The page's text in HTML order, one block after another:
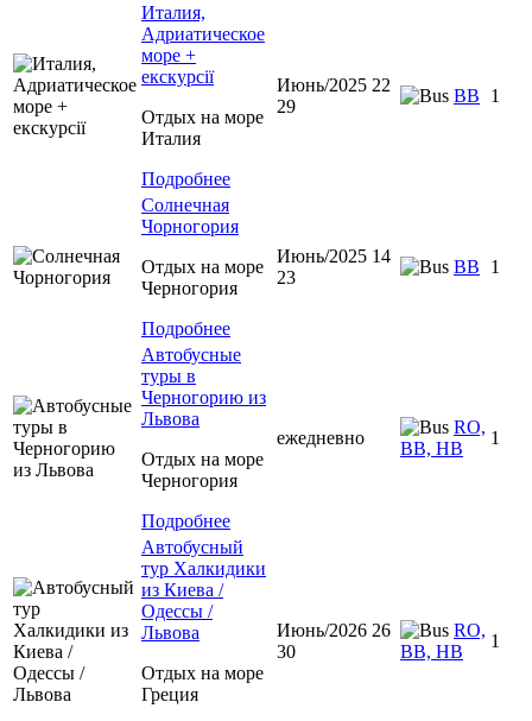
Италия,
Адриатическое
море +
екскурсії
Отдых на море
Италия
Подробнее
Июнь/2025 22
29
BB 1
Солнечная
Чорногория
Отдых на море
Черногория
Подробнее
Июнь/2025 14
23
BB 1
Автобусные
туры в
Черногорию из
Львова
Отдых на море
Черногория
Подробнее
ежедневно
RO,
BB, HB
1
Автобусный
тур Халкидики
из Киева /
Одессы /
Львова
Отдых на море
Греция
Июнь/2026 26
30
RO,
BB, HB
1